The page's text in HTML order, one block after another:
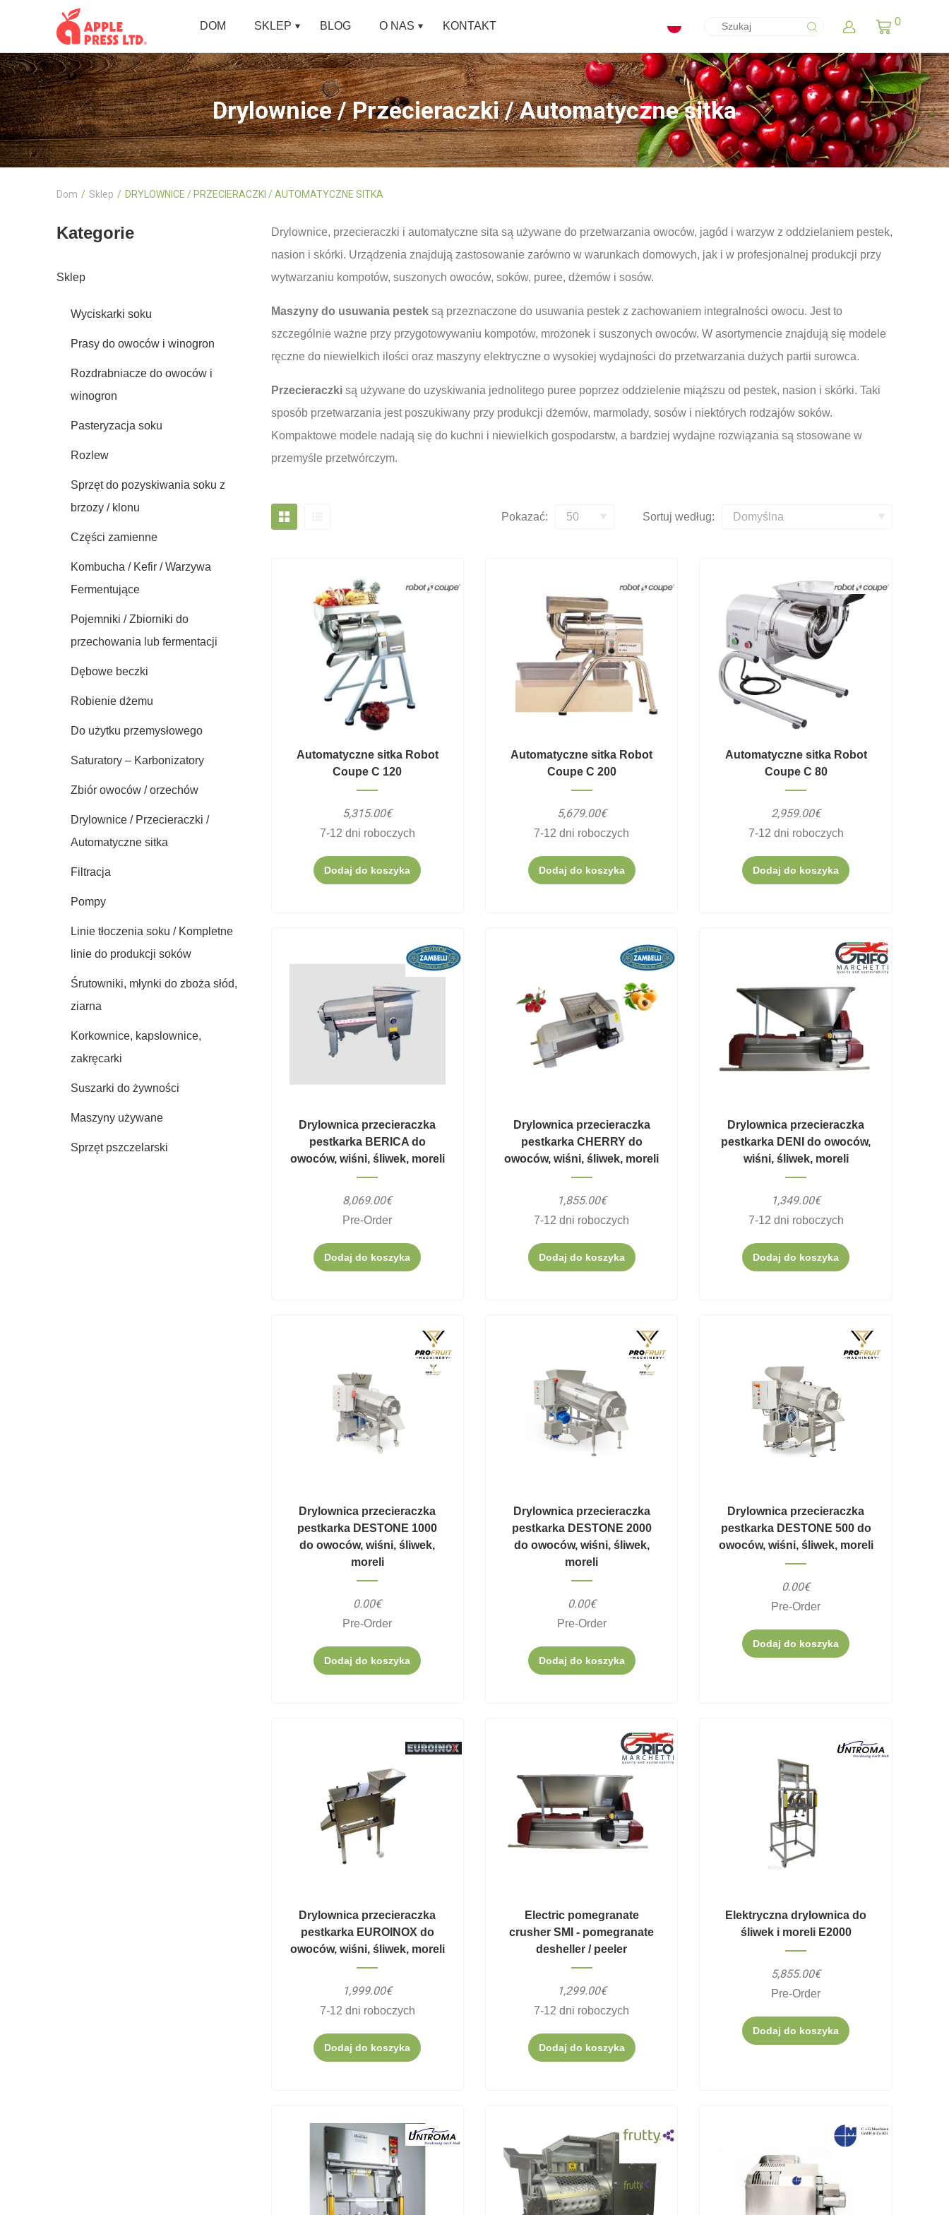
DOM SKLEP BLOG O NAS KONTAKT 0
Drylownice / Przecieraczki / Automatyczne sitka
Dom Sklep DRYLOWNICE / PRZECIERACZKI / AUTOMATYCZNE SITKA
Kategorie
Sklep
Wyciskarki soku
Prasy do owoców i winogron
Rozdrabniacze do owoców i
winogron
Pasteryzacja soku
Rozlew
Sprzęt do pozyskiwania soku z
brzozy / klonu
Części zamienne
Kombucha / Kefir / Warzywa
Fermentujące
Pojemniki / Zbiorniki do
przechowania lub fermentacji
Dębowe beczki
Robienie dżemu
Do użytku przemysłowego
Saturatory – Karbonizatory
Zbiór owoców / orzechów
Drylownice / Przecieraczki /
Automatyczne sitka
Filtracja
Pompy
Linie tłoczenia soku / Kompletne
linie do produkcji soków
Śrutowniki, młynki do zboża słód,
ziarna
Korkownice, kapslownice,
zakręcarki
Suszarki do żywności
Maszyny używane
Sprzęt pszczelarski
Drylownice, przecieraczki i automatyczne sita są używane do przetwarzania owoców, jagód i warzyw z oddzielaniem pestek,
nasion i skórki. Urządzenia znajdują zastosowanie zarówno w warunkach domowych, jak i w profesjonalnej produkcji przy
wytwarzaniu kompotów, suszonych owoców, soków, puree, dżemów i sosów.
Maszyny do usuwania pesteksą przeznaczone do usuwania pestek z zachowaniem integralności owocu. Jest to
szczególnie ważne przy przygotowywaniu kompotów, mrożonek i suszonych owoców. W asortymencie znajdują się modele
ręczne do niewielkich ilości oraz maszyny elektryczne o wysokiej wydajności do przetwarzania dużych partii surowca.
Przecieraczkisą używane do uzyskiwania jednolitego puree poprzez oddzielenie miąższu od pestek, nasion i skórki. Taki
sposób przetwarzania jest poszukiwany przy produkcji dżemów, marmolady, sosów i niektórych rodzajów soków.
Kompaktowe modele nadają się do kuchni i niewielkich gospodarstw, a bardziej wydajne rozwiązania są stosowane w
przemyśle przetwórczym.
Pokazać: Sortuj według:
Automatyczne sitka Robot
Coupe C 120
5,315.00€
7-12 dni roboczych
Dodaj do koszyka
Automatyczne sitka Robot
Coupe C 200
5,679.00€
7-12 dni roboczych
Dodaj do koszyka
Automatyczne sitka Robot
Coupe C 80
2,959.00€
7-12 dni roboczych
Dodaj do koszyka
Drylownica przecieraczka
pestkarka BERICA do
owoców, wiśni, śliwek, moreli
8,069.00€
Pre-Order
Dodaj do koszyka
Drylownica przecieraczka
pestkarka CHERRY do
owoców, wiśni, śliwek, moreli
1,855.00€
7-12 dni roboczych
Dodaj do koszyka
Drylownica przecieraczka
pestkarka DENI do owoców,
wiśni, śliwek, moreli
1,349.00€
7-12 dni roboczych
Dodaj do koszyka
Drylownica przecieraczka
pestkarka DESTONE 1000
do owoców, wiśni, śliwek,
moreli
0.00€
Pre-Order
Dodaj do koszyka
Drylownica przecieraczka
pestkarka DESTONE 2000
do owoców, wiśni, śliwek,
moreli
0.00€
Pre-Order
Dodaj do koszyka
Drylownica przecieraczka
pestkarka DESTONE 500 do
owoców, wiśni, śliwek, moreli
0.00€
Pre-Order
Dodaj do koszyka
Drylownica przecieraczka
pestkarka EUROINOX do
owoców, wiśni, śliwek, moreli
1,999.00€
7-12 dni roboczych
Dodaj do koszyka
Electric pomegranate
crusher SMI - pomegranate
desheller / peeler
1,299.00€
7-12 dni roboczych
Dodaj do koszyka
Elektryczna drylownica do
śliwek i moreli E2000
5,855.00€
Pre-Order
Dodaj do koszyka